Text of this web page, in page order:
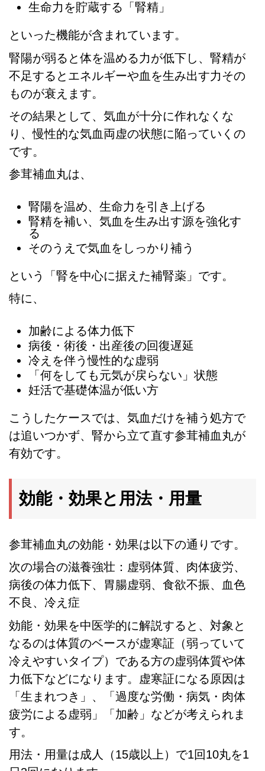
生命力を貯蔵する「腎精」
といった機能が含まれています。
腎陽が弱ると体を温める力が低下し、腎精が
不足するとエネルギーや血を生み出す力その
ものが衰えます。
その結果として、気血が十分に作れなくな
り、慢性的な気血両虚の状態に陥っていくの
です。
参茸補血丸は、
腎陽を温め、生命力を引き上げる
腎精を補い、気血を生み出す源を強化す
る
そのうえで気血をしっかり補う
という「腎を中心に据えた補腎薬」です。
特に、
加齢による体力低下
病後・術後・出産後の回復遅延
冷えを伴う慢性的な虚弱
「何をしても元気が戻らない」状態
妊活で基礎体温が低い方
こうしたケースでは、気血だけを補う処方で
は追いつかず、腎から立て直す参茸補血丸が
有効です。
効能・効果と用法・用量
参茸補血丸の効能・効果は以下の通りです。
次の場合の滋養強壮：虚弱体質、肉体疲労、
病後の体力低下、胃腸虚弱、食欲不振、血色
不良、冷え症
効能・効果を中医学的に解説すると、対象と
なるのは体質のベースが虚寒証（弱っていて
冷えやすいタイプ）である方の虚弱体質や体
力低下などになります。虚寒証になる原因は
「生まれつき」、「過度な労働・病気・肉体
疲労による虚弱」「加齢」などが考えられま
す。
用法・用量は成人（15歳以上）で1回10丸を1